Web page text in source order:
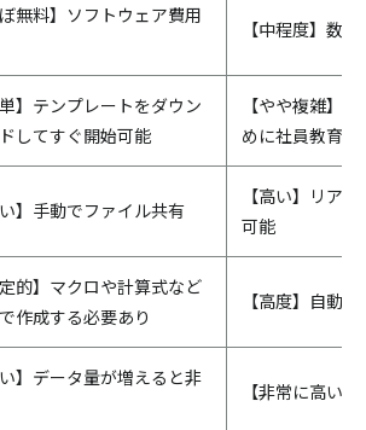
ぼ無料】ソフトウェア費用
【中程度】数
単】テンプレートをダウン
してすぐ開始可能
【やや複雑】
めに社員教育が
い】手動でファイル共有
【高い】リア
可能
定的】マクロや計算式など
作成する必要あり
【高度】自動
い】データ量が増えると非
【非常に高い